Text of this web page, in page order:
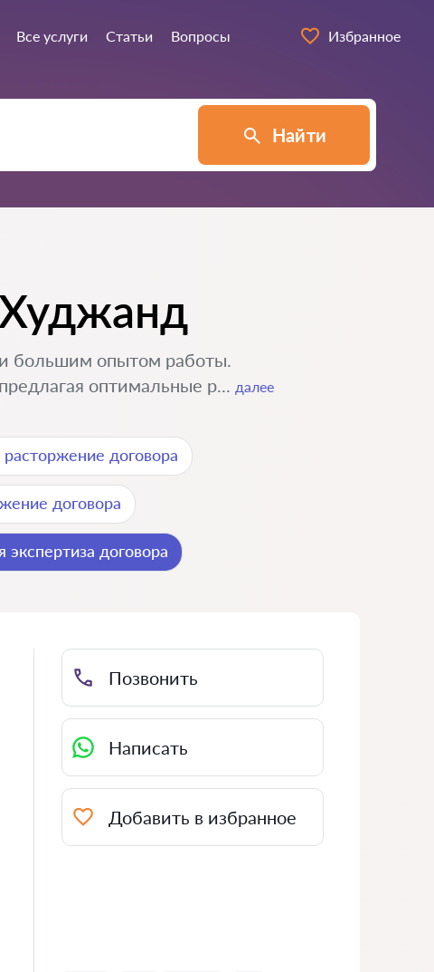
Все услуги Статьи Вопросы Избранное
Найти
большим опытом работы.
оптимальные р... далее
договора
договора
договора
Позвонить
Написать
Добавить в избранное